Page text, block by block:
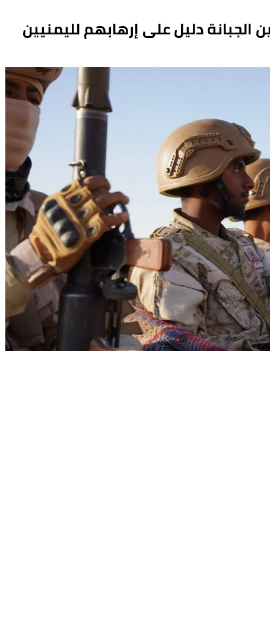
الجبانة دليل على إرهابهم لليمنيين